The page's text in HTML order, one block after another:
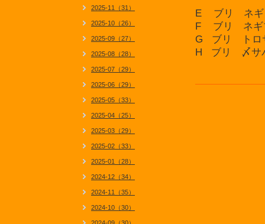
E ブリ ネギ
F ブリ ネギ
G ブリ トロ
H ブリ 〆サ
2025-11（31）
2025-10（26）
2025-09（27）
2025-08（28）
2025-07（29）
2025-06（29）
2025-05（33）
2025-04（25）
2025-03（29）
2025-02（33）
2025-01（28）
2024-12（34）
2024-11（35）
2024-10（30）